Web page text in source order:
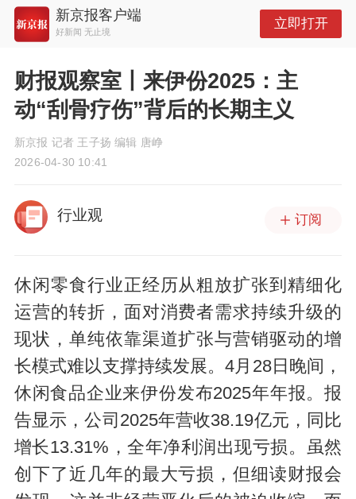
新京报客户端
好新闻 无止境
立即打开
财报观察室丨来伊份2025：主
动“刮骨疗伤”背后的长期主义
新京报 记者 王子扬 编辑 唐峥
2026-04-30 10:41
行业观 订阅
休闲零食行业正经历从粗放扩张到精细化
运营的转折，面对消费者需求持续升级的
现状，单纯依靠渠道扩张与营销驱动的增
长模式难以支撑持续发展。4月28日晚间，
休闲食品企业来伊份发布2025年年报。报
告显示，公司2025年营收38.19亿元，同比
增长13.31%，全年净利润出现亏损。虽然
创下了近几年的最大亏损，但细读财报会